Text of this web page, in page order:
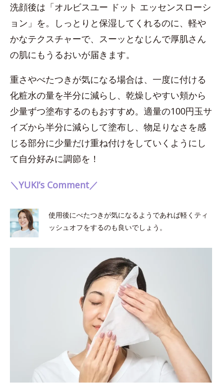
洗顔後は「オルビスユー ドット エッセンスローシ
ョン」を。しっとりと保湿してくれるのに、軽や
かなテクスチャーで、スーッとなじんで厚肌さん
の肌にもうるおいが届きます。
重さやべたつきが気になる場合は、一度に付ける
化粧水の量を半分に減らし、乾燥しやすい頬から
少量ずつ塗布するのもおすすめ。適量の100円玉サ
イズから半分に減らして塗布し、物足りなさを感
じる部分に少量だけ重ね付けをしていくようにし
て自分好みに調節を！
＼YUKI’s Comment／
使用後にべたつきが気になるようであれば軽くティ
ッシュオフをするのも良いでしょう。